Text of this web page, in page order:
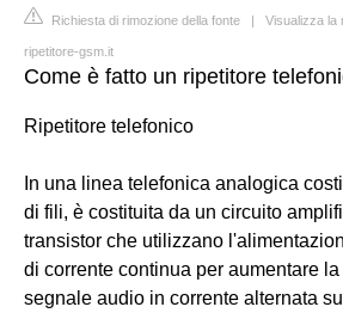
Richiesta di rimozione della fonte | Visualizza la
ripetitore-gsm.it
Come è fatto un ripetitore
Ripetitore telefonico
In una linea telefonica analogica
di fili, è costituita da un circuito
transistor che utilizzano
di corrente continua per aumentare la
segnale audio in corrente alternata